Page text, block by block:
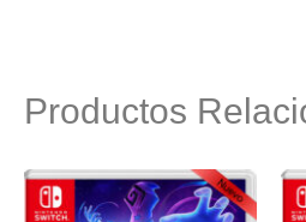
Productos